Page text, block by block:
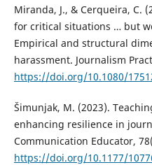
Miranda, J., & Cerqueira, C.
for critical situations … but
Empirical and structural
harassment. Journalism
https://doi.org/10.1080/
Šimunjak, M. (2023).
enhancing resilience in
Communication Educator,
https://doi.org/10.1177/